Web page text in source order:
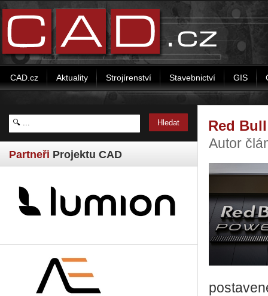
CAD.cz Aktuality Strojírenství Stavebnictví GIS
Partneři Projektu CAD
Red
Autor